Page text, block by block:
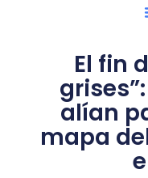
El fin
alían
mapa